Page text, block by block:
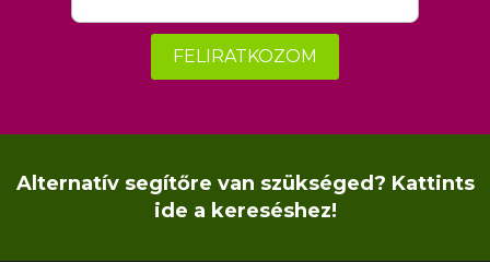
FELIRATKOZOM
Alternatív segítőre van szükséged? Kattints
ide a kereséshez!